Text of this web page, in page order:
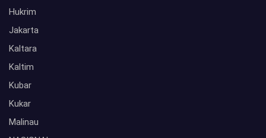
Hukrim
Jakarta
Kaltara
Kaltim
Kubar
Kukar
Malinau